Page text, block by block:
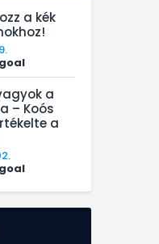
a kék
a
– Koós
a